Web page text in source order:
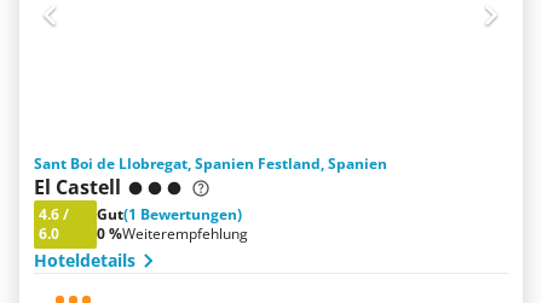
Sant Boi de Llobregat, Spanien Festland, Spanien
El Castell
4.6/
6.0
Gut(1 Bewertungen)
0 %Weiterempfehlung
Hoteldetails